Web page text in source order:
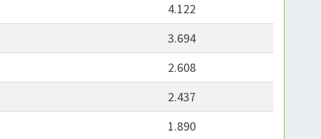
4.122
3.694
2.608
2.437
1.890